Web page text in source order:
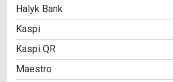
Halyk Bank
Kaspi
Kaspi QR
Maestro